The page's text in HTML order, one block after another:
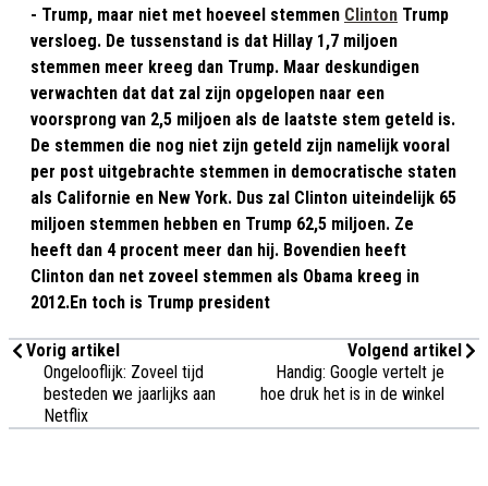
- Trump, maar niet met hoeveel stemmen Clinton Trump
versloeg. De tussenstand is dat Hillay 1,7 miljoen
stemmen meer kreeg dan Trump. Maar deskundigen
verwachten dat dat zal zijn opgelopen naar een
voorsprong van 2,5 miljoen als de laatste stem geteld is.
De stemmen die nog niet zijn geteld zijn namelijk vooral
per post uitgebrachte stemmen in democratische staten
als Californie en New York. Dus zal Clinton uiteindelijk 65
miljoen stemmen hebben en Trump 62,5 miljoen. Ze
heeft dan 4 procent meer dan hij. Bovendien heeft
Clinton dan net zoveel stemmen als Obama kreeg in
2012.En toch is Trump president
Vorig artikel
Ongelooflijk: Zoveel tijd
besteden we jaarlijks aan
Netflix
Volgend artikel
Handig: Google vertelt je
hoe druk het is in de winkel